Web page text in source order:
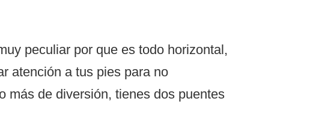
peculiar por que es todo horizontal,
atención a tus pies para no
más de diversión, tienes dos puentes